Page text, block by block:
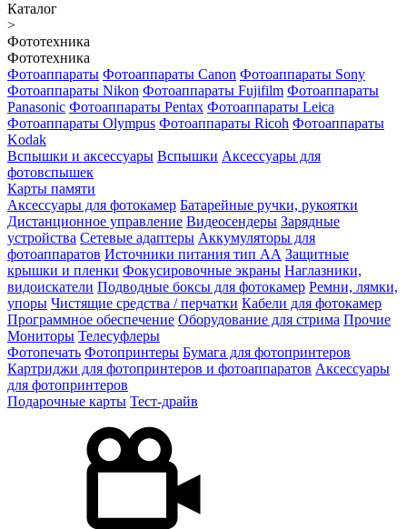
Каталог
>
Фототехника
Фототехника
Фотоаппараты Фотоаппараты Canon Фотоаппараты Sony
Фотоаппараты Nikon Фотоаппараты Fujifilm Фотоаппараты
Panasonic Фотоаппараты Pentax Фотоаппараты Leica
Фотоаппараты Olympus Фотоаппараты Ricoh Фотоаппараты
Kodak
Вспышки и аксессуары Вспышки Аксессуары для
фотовспышек
Карты памяти
Аксессуары для фотокамер Батарейные ручки, рукоятки
Дистанционное управление Видеосендеры Зарядные
устройства Сетевые адаптеры Аккумуляторы для
фотоаппаратов Источники питания тип АА Защитные
крышки и пленки Фокусировочные экраны Наглазники,
видоискатели Подводные боксы для фотокамер Ремни, лямки,
упоры Чистящие средства / перчатки Кабели для фотокамер
Программное обеспечение Оборудование для стрима Прочие
Мониторы Телесуфлеры
Фотопечать Фотопринтеры Бумага для фотопринтеров
Картриджи для фотопринтеров и фотоаппаратов Аксессуары
для фотопринтеров
Подарочные карты Тест-драйв